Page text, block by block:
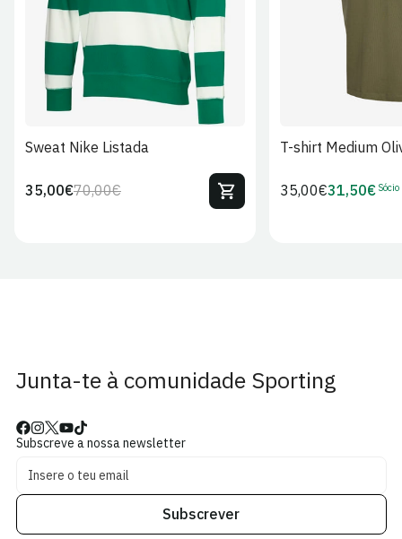
Sweat Nike Listada
Preço
70,00€Preço
35,00€
T-shirt Medium
Preço
35,00€Preço
31,50€ Sócio
Junta-te à comunidade Sporting
Subscreve a nossa newsletter
Subscrever